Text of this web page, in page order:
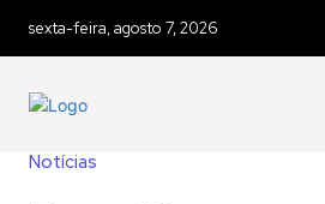
sexta-feira, agosto 7, 2026
Notícias